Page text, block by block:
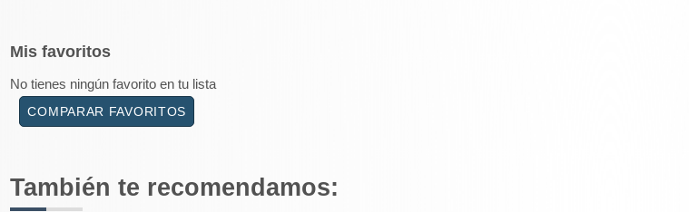
Mis favoritos
No tienes ningún favorito en tu lista
COMPARAR FAVORITOS
También te recomendamos: